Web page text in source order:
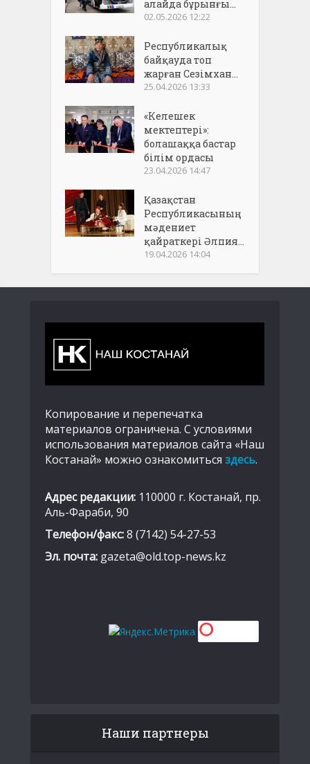
алайда бұрынғы...
02.05.2026 12:22
Республикалық
байқауда топ
жарған Сезімхан...
25.04.2026 13:33
«Келешек
мектептері»:
болашаққа бастар
білім ордасы
23.04.2026 14:47
Қазақстан
Республикасының
мәдениет
қайраткері Әлпия...
19.04.2026 14:04
Копирование и перепечатка
материалов ограничена. С условиями
использования материалов сайта «Наш
Костанай» можно ознакомиться здесь.
Адрес редакции: 110000 г. Костанай, пр.
Аль-Фараби, 90
Телефон/факс:8 (7142) 54-27-53
Эл. почта: gazeta@old.top-news.kz
Наши партнеры